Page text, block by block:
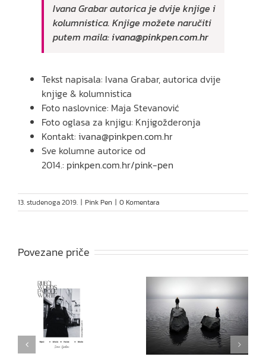
Ivana Grabar autorica je dvije knjige i
kolumnistica. Knjige možete naručiti
putem maila: ivana@pinkpen.com.hr
Tekst napisala: Ivana Grabar, autorica dvije
knjige & kolumnistica
Foto naslovnice: Maja Stevanović
Foto oglasa za knjigu: Knjigožderonja
Kontakt: ivana@pinkpen.com.hr
Sve kolumne autorice od
2014.: pinkpen.com.hr/pink-pen
13. studenoga 2019. | Pink Pen | 0 Komentara
Povezane priče